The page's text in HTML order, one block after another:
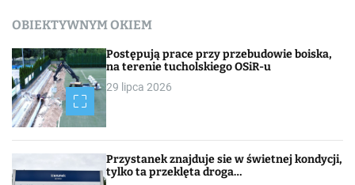
OBIEKTYWNYM OKIEM
Postępują prace przy przebudowie boiska,
na terenie tucholskiego OSiR-u
29 lipca 2026
Przystanek znajduje sie w świetnej kondycji,
tylko ta przeklęta droga…